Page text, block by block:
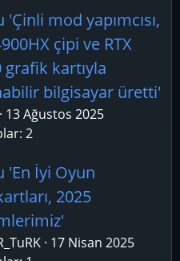
'Çinli mod yapımcısı,
çipi ve RTX
grafik kartıyla
bilgisayar üretti'
13 Ağustos 2025
2
'En İyi Oyun
2025
17 Nisan 2025